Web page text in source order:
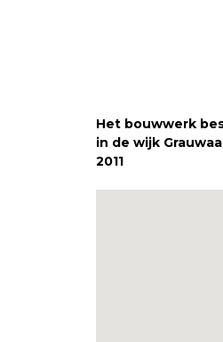
Het bouwwerk
in de wijk
2011